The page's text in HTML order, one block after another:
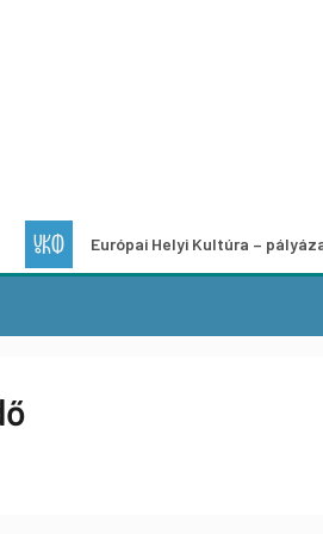
Európai Helyi Kultúra – pályázat helyi